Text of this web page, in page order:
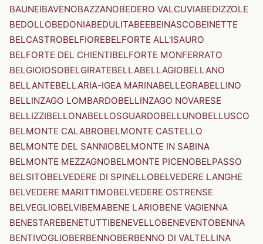
BAUNEIBAVENOBAZZANOBEDERO VALCUVIABEDIZZOLE
BEDOLLOBEDONIABEDULITABEEBEINASCOBEINETTE
BELCASTROBELFIOREBELFORTE ALL'ISAURO
BELFORTE DEL CHIENTIBELFORTE MONFERRATO
BELGIOIOSOBELGIRATEBELLABELLAGIOBELLANO
BELLANTEBELLARIA-IGEA MARINABELLEGRABELLINO
BELLINZAGO LOMBARDOBELLINZAGO NOVARESE
BELLIZZIBELLONABELLOSGUARDOBELLUNOBELLUSCO
BELMONTE CALABROBELMONTE CASTELLO
BELMONTE DEL SANNIOBELMONTE IN SABINA
BELMONTE MEZZAGNOBELMONTE PICENOBELPASSO
BELSITOBELVEDERE DI SPINELLOBELVEDERE LANGHE
BELVEDERE MARITTIMOBELVEDERE OSTRENSE
BELVEGLIOBELVIBEMABENE LARIOBENE VAGIENNA
BENESTAREBENETUTTIBENEVELLOBENEVENTOBENNA
BENTIVOGLIOBERBENNOBERBENNO DI VALTELLINA